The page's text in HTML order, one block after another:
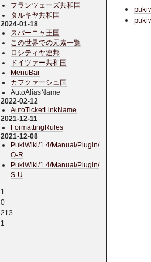
フランツェーズ共和国
タルキヤ共和国
2024-01-18
スパーニャ王国
この世界での元素一覧
ロシティヤ連邦
ドイツァー共和国
MenuBar
カフクァーシュ国
AutoAliasName
2022-02-12
AutoTicketLinkName
2021-12-11
FormattingRules
2021-12-08
PukiWiki/1.4/Manual/Plugin/
O-R
PukiWiki/1.4/Manual/Plugin/
S-U
1
0
213
1